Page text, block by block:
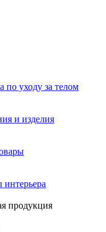
по уходу за телом
и изделия
продукция